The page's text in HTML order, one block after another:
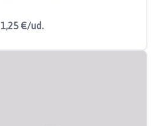
1,25 €/ud.